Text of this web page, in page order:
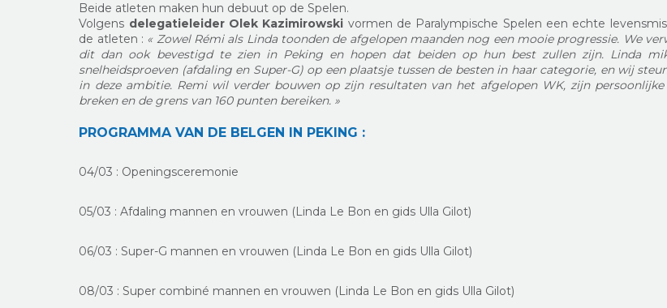
Beide atleten maken hun debuut op de Spelen.
Volgens delegatieleider Olek Kazimirowski vormen de Paralympische Spelen een echte
de atleten : « Zowel Rémi als Linda toonden de afgelopen maanden nog een mooie progressie. We
dit dan ook bevestigd te zien in Peking en hopen dat beiden op hun best zullen zijn. Linda
snelheidsproeven (afdaling en Super-G) op een plaatsje tussen de besten in haar categorie, en wij
in deze ambitie. Remi wil verder bouwen op zijn resultaten van het afgelopen WK, zijn persoonlijke
breken en de grens van 160 punten bereiken. »
PROGRAMMA VAN DE BELGEN IN PEKING :
04/03 : Openingsceremonie
05/03 : Afdaling mannen en vrouwen (Linda Le Bon en gids Ulla Gilot)
06/03 : Super-G mannen en vrouwen (Linda Le Bon en gids Ulla Gilot)
08/03 : Super combiné mannen en vrouwen (Linda Le Bon en gids Ulla Gilot)